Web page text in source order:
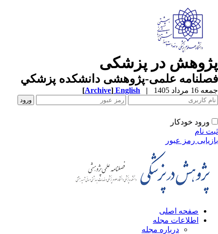
در پزشکی
علمی-پژوهشی دانشکده پزشکي
مرداد 1405 |
English
[Archive]
ورود خودکار
نام
رمز عبور
صفحه اصلی
اطلاعات مجله
درباره مجله